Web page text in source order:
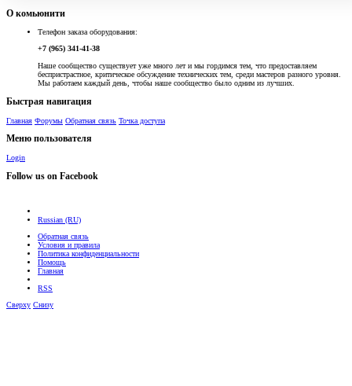
О комьюнити
Телефон заказа оборудования:
+7 (965) 341-41-38
Наше сообщество существует уже много лет и мы гордимся тем, что предоставляем
беспристрастное, критическое обсуждение технических тем, среди мастеров разного уровня.
Мы работаем каждый день, чтобы наше сообщество было одним из лучших.
Быстрая навигация
Главная Форумы Обратная связь Точка доступа
Меню пользователя
Login
Follow us on Facebook
Russian (RU)
Обратная связь
Условия и правила
Политика конфиденциальности
Помощь
Главная
RSS
Сверху Снизу